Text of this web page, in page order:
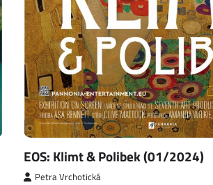
EOS: Klimt & Polibek (01/2024)
Petra Vrchotická